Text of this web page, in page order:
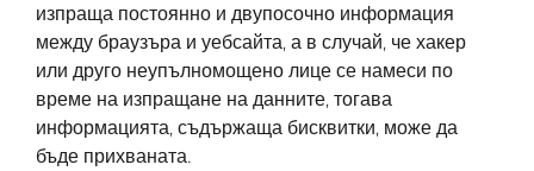
изпраща постоянно и двупосочно информация
между браузъра и уебсайта, а в случай, че хакер
или друго неупълномощено лице се намеси по
време на изпращане на данните, тогава
информацията, съдържаща бисквитки, може да
бъде прихваната.